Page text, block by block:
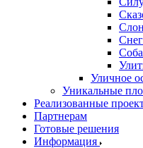
Уличное
Уникальные
Реализованные
Партнерам
Готовые решения
Информация